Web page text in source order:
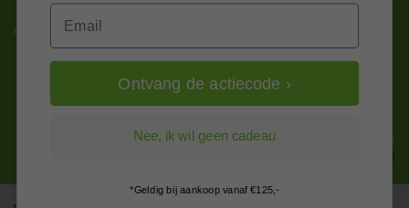
Kitcentrum is trots op:
Alle prijzen zijn in EURO en excl. 21% BTW
wijzig naar incl. BTW
Email
Ontvang de actiecode ›
Nee, ik wil geen cadeau
*Geldig bij aankoop vanaf €125,-